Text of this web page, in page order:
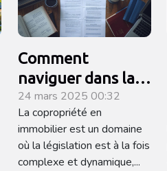
Comment
naviguer dans la
réglementation de
la copropriété en
immobilier
24 mars 2025 00:32
La copropriété en
immobilier est un domaine
où la législation est à la fois
complexe et dynamique,...